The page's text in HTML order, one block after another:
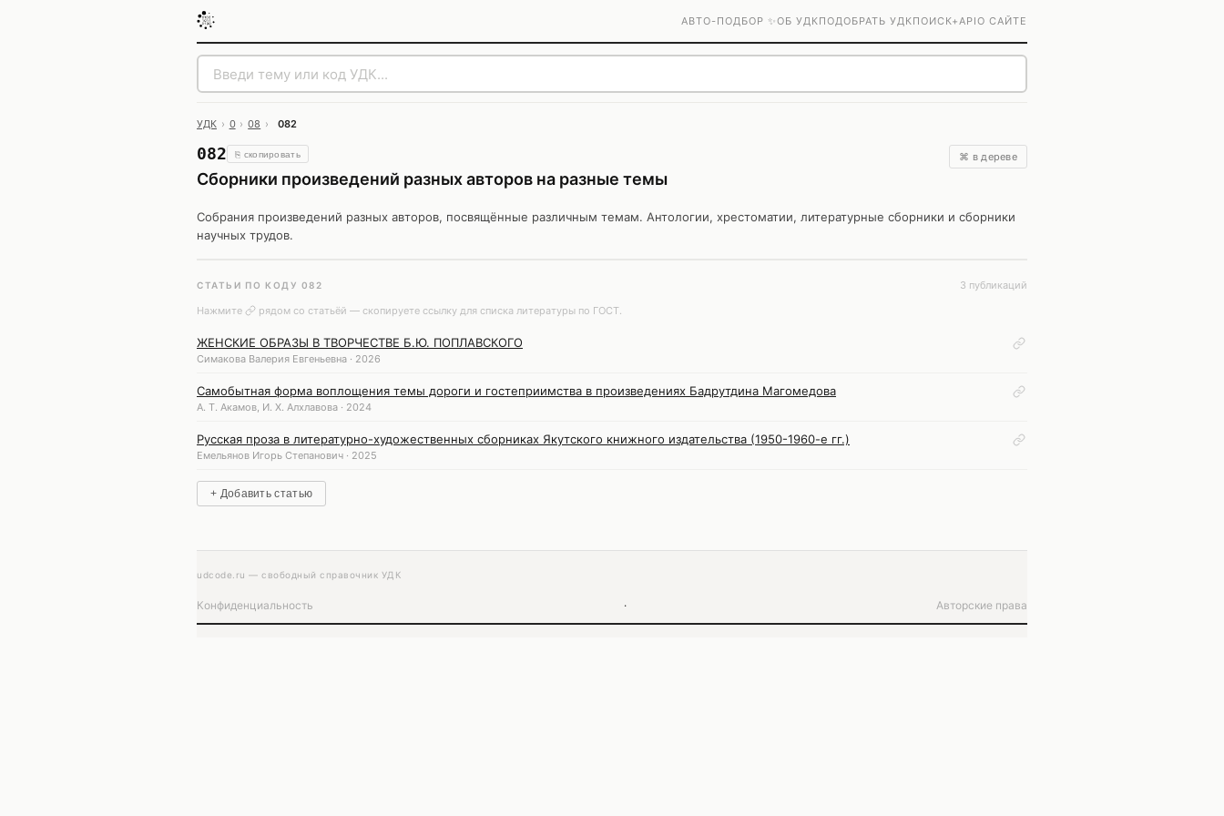
АВТО-ПОДБОР ✨ОБ УДКПОДОБРАТЬ УДКПОИСК+APIО САЙТЕ
УДК › 0 › 08 › 082
082 ⎘ скопировать
Сборники произведений разных авторов на разные темы
⌘ в дереве
Собрания произведений разных авторов, посвящённые различным темам. Антологии, хрестоматии, литературные сборники и сборники
научных трудов.
СТАТЬИ ПО КОДУ 082
3 публикаций
Нажмите
рядом со статьёй — скопируете ссылку для списка литературы по ГОСТ.
ЖЕНСКИЕ ОБРАЗЫ В ТВОРЧЕСТВЕ Б.Ю. ПОПЛАВСКОГО
Симакова Валерия Евгеньевна · 2026
Самобытная форма воплощения темы дороги и гостеприимства в произведениях Бадрутдина Магомедова
А. Т. Акамов, И. Х. Алхлавова · 2024
Русская проза в литературно-художественных сборниках Якутского книжного издательства (1950-1960-е гг.)
Емельянов Игорь Степанович · 2025
+ Добавить статью
udcode.ru — свободный справочник УДК
Конфиденциальность · Авторские права